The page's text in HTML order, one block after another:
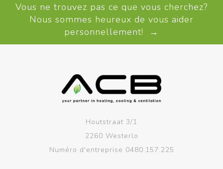
Vous ne trouvez pas ce que vous cherchez?
Nous sommes heureux de vous aider
personnellement! →
Houtstraat 3/1
2260 Westerlo
Numéro d'entreprise 0480.157.225